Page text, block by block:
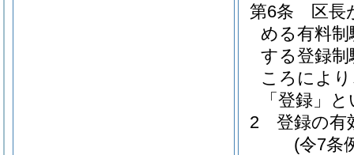
第6条
区長
める有料
する登録
ころによ
「登録」
2
登録の有
(令7条